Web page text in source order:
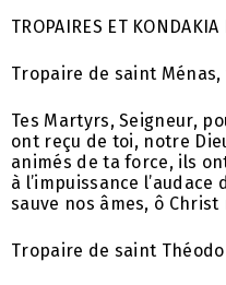
TROPAIRES ET KONDAKIA
Tropaire de saint Ménas,
Tes Martyrs, Seigneur,
ont reçu de toi, notre
animés de ta force, ils
à l’impuissance
sauve nos âmes, ô Christ
Tropaire de saint